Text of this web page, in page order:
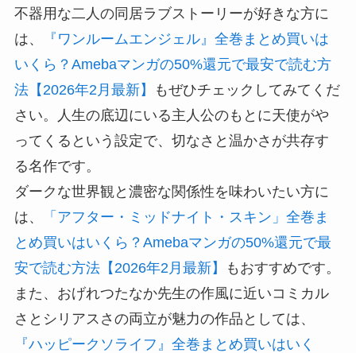
不器用な二人の同居ラブストーリーが好きな方に
は、
『ワンルームエンジェル』全巻まとめ買いは
いくら？Amebaマンガの50%還元で最安で読む方
法【2026年2月最新】
もぜひチェックしてみてくだ
さい。人生の底辺にいる主人公のもとに天使がや
ってくるという設定で、切なさと温かさが共存す
る名作です。
ダークな世界観と濃密な関係性を味わいたい方に
は、
「アフター・ミッドナイト・スキン」全巻ま
とめ買いはいくら？Amebaマンガの50%還元で最
安で読む方法【2026年2月最新】
もおすすめです。
また、おげれつたなか先生の作風に近いコミカル
さとシリアスさの両立が魅力の作品としては、
『ハッピークソライフ』全巻まとめ買いはいく